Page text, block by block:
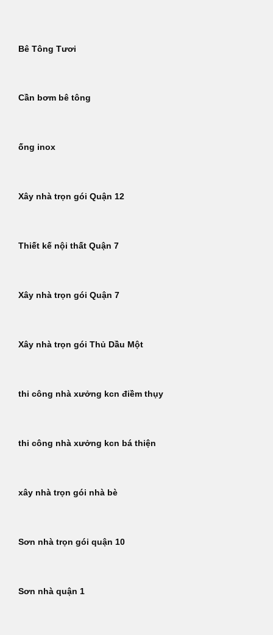
dungBê Tông Tươi
Cần bơm bê tông
ống inox
Xây nhà trọn gói Quận 12
Thiết kế nội thất Quận 7
Xây nhà trọn gói Quận 7
Xây nhà trọn gói Thủ Dầu Một
thi công nhà xưởng kcn điềm thụy
thi công nhà xưởng kcn bá thiện
xây nhà trọn gói nhà bè
Sơn nhà trọn gói quận 10
Sơn nhà quận 1